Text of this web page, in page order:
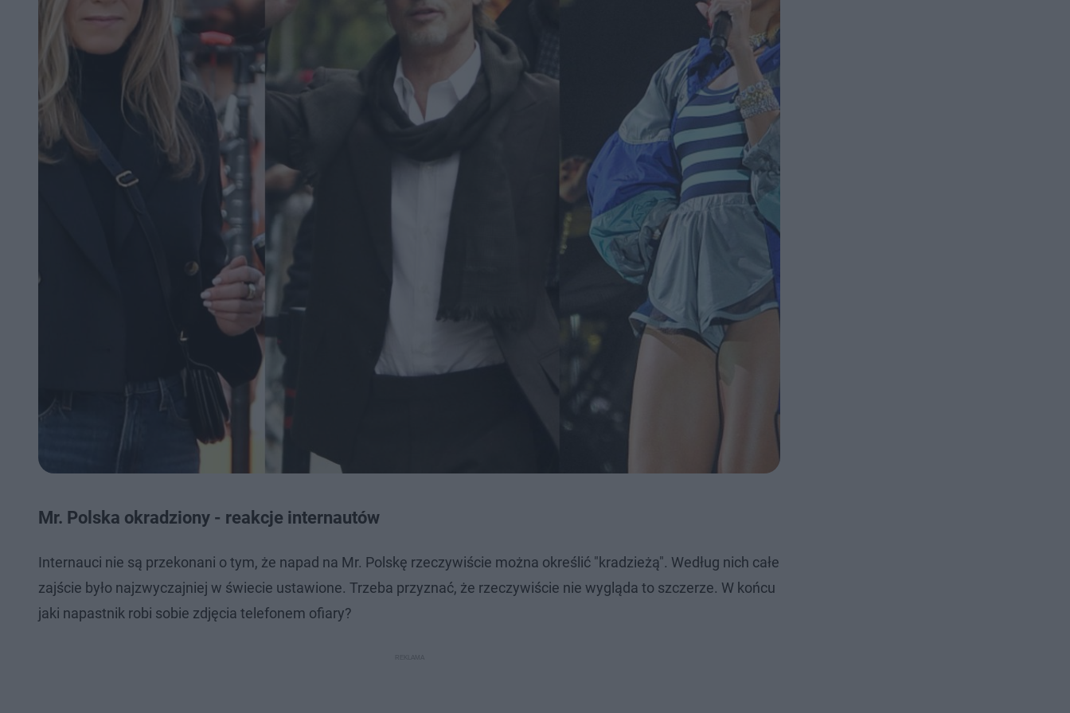
Mr. Polska okradziony - reakcje internautów
Internauci nie są przekonani o tym, że napad na Mr. Polskę rzeczywiście można określić "kradzieżą". Według nich całe
zajście było najzwyczajniej w świecie ustawione. Trzeba przyznać, że rzeczywiście nie wygląda to szczerze. W końcu
jaki napastnik robi sobie zdjęcia telefonem ofiary?